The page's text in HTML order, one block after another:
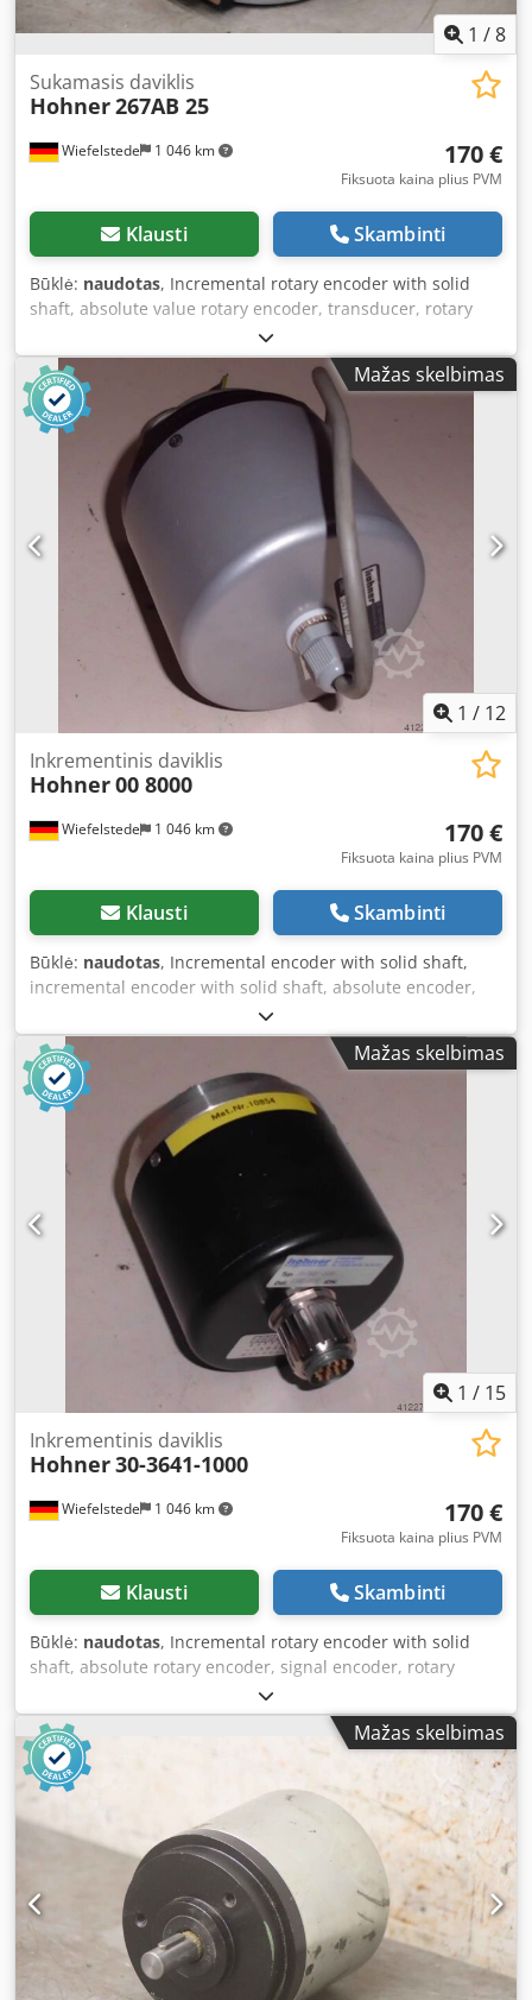
1 /8
Wiefelstede 1 046 km
Sukamasis daviklis
Hohner267AB 25
170 €
Fiksuota kaina plius PVM
Klausti Skambinti
Būklė: naudotas, Incremental rotary encoder with solid
shaft, absolute value rotary encoder, transducer, rotary
encoder, encoder, absolute rotary encoder, absolute
encoder, functional encoder, rotary position sensor,
resolver, rotary pulse generator, tachogenerator,
incremental encoder Dwedpfx Aqeq Adqgoroa -
Manufacturer: Hohner, encoder rotary encoder -Type:
267AB 25 -Shaft: Ø 10 x 15 mm -Quantity: 1x encoder
available -Dimensions: 66/58/H60 mm -Weight: 0.3 kg
Mažas skelbimas
1 / 12
Wiefelstede 1 046 km
Inkrementinis daviklis
Hohner00 8000
170 €
Fiksuota kaina plius PVM
Klausti Skambinti
Būklė: naudotas, Incremental encoder with solid shaft,
incremental encoder with solid shaft, absolute encoder,
encoder, rotary encoder, encoder, absolute rotary encoder,
absolute encoder, functional encoder, rotary pulse
generator, resolver, rotary pulse encoder, tachogenerator,
incremental encoder Dwsdpfxob A S Euo Aqrja -
Manufacturer: Hohner, encoder rotary encoder -Type: 00
8000 Shaft: Ø 12 x 25 mm Quantity: 2x encoders available
Price: per piece Dimensions: Ø 90 x 143 mm Weight: 1.1
Mažas skelbimas
1 / 15
Wiefelstede 1 046 km
Inkrementinis daviklis
Hohner30-3641-1000
170 €
Fiksuota kaina plius PVM
Klausti Skambinti
Būklė: naudotas, Incremental rotary encoder with solid
shaft, absolute rotary encoder, signal encoder, rotary
encoder, encoder, absolute encoder, absolute-value
encoder, functional encoder, rotary transmitter, resolver,
rotary pulse generator, tachogenerator, incremental
encoder -Manufacturer: Hohner, incremental rotary
encoder -Type: 30-3641-1000 -Serial no.: 6398-2000
Dedpfob A S Ewjx Aqrjwa -Quantity: 2 encoders available -
Price: per piece -Dimensions: 147/90/H90 mm -Weight: 1.2
Mažas skelbimas